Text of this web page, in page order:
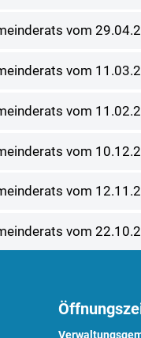
vom
vom
vom
vom
vom
vom